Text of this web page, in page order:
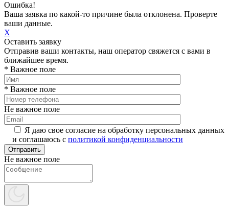
Ошибка!
Ваша заявка по какой-то причине была отклонена. Проверте
ваши данные.
X
Оставить заявку
Отправив ваши контакты, наш оператор свяжется с вами в
ближайшее время.
* Важное поле
* Важное поле
Не важное поле
Я даю свое согласие на обработку персональных данных
и соглашаюсь с политикой конфиденциальности
Не важное поле